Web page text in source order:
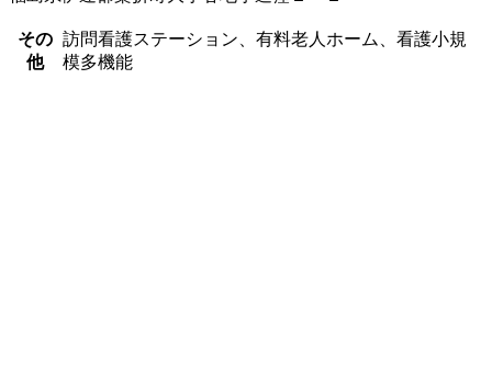
その
他
訪問看護ステーション、有料老人ホーム、看護小規
模多機能